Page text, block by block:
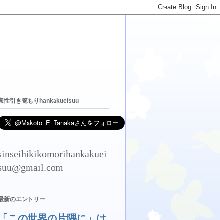
性引き篭もりhankakueisuu
新のエントリー